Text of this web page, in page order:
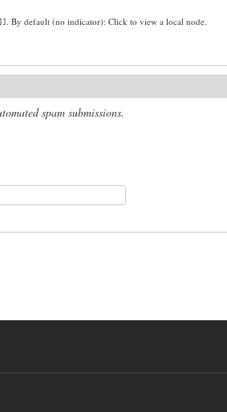
. By default (no indicator): Click to view a local node.
spam submissions.